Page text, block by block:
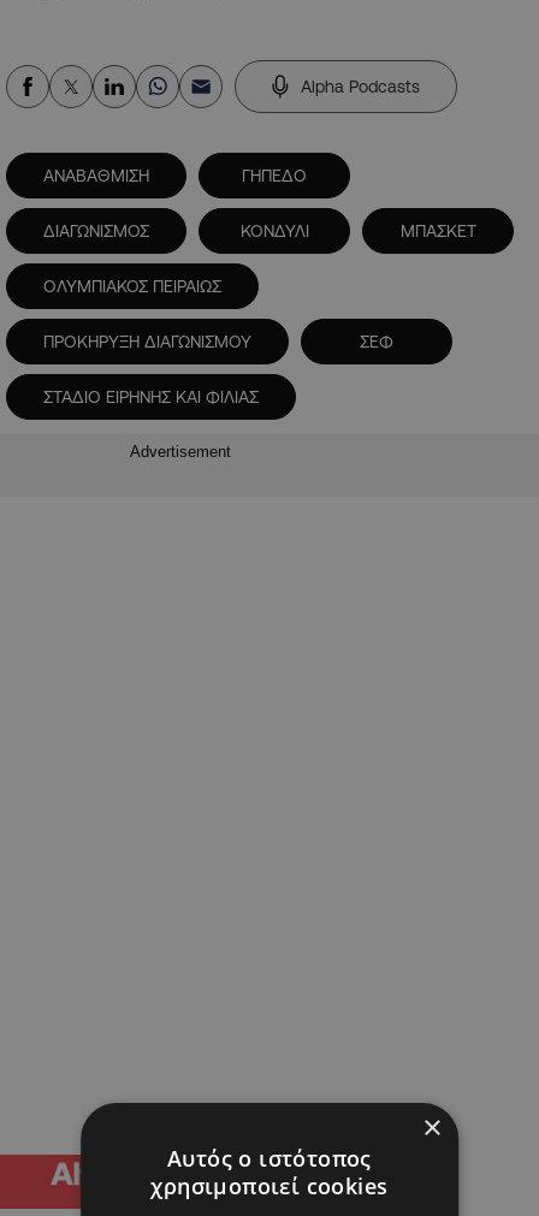
Alpha Podcasts
ΑΝΑΒΑΘΜΙΣΗ ΓΗΠΕΔΟ
ΔΙΑΓΩΝΙΣΜΟΣ ΚΟΝΔΥΛΙ ΜΠΑΣΚΕΤ
ΟΛΥΜΠΙΑΚΟΣ ΠΕΙΡΑΙΩΣ
ΠΡΟΚΗΡΥΞΗ ΔΙΑΓΩΝΙΣΜΟΥ ΣΕΦ
ΣΤΑΔΙΟ ΕΙΡΗΝΗΣ ΚΑΙ ΦΙΛΙΑΣ
Advertisement
×
Αυτός ο ιστότοπος
χρησιμοποιεί cookies